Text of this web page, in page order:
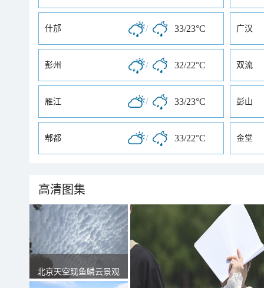
什邡 / 33/23°C 广汉
彭州 / 32/22°C 双流
雁江 / 33/23°C 彭山
郫都 / 33/22°C 金堂
高清图集
北京天空现鱼鳞云景观